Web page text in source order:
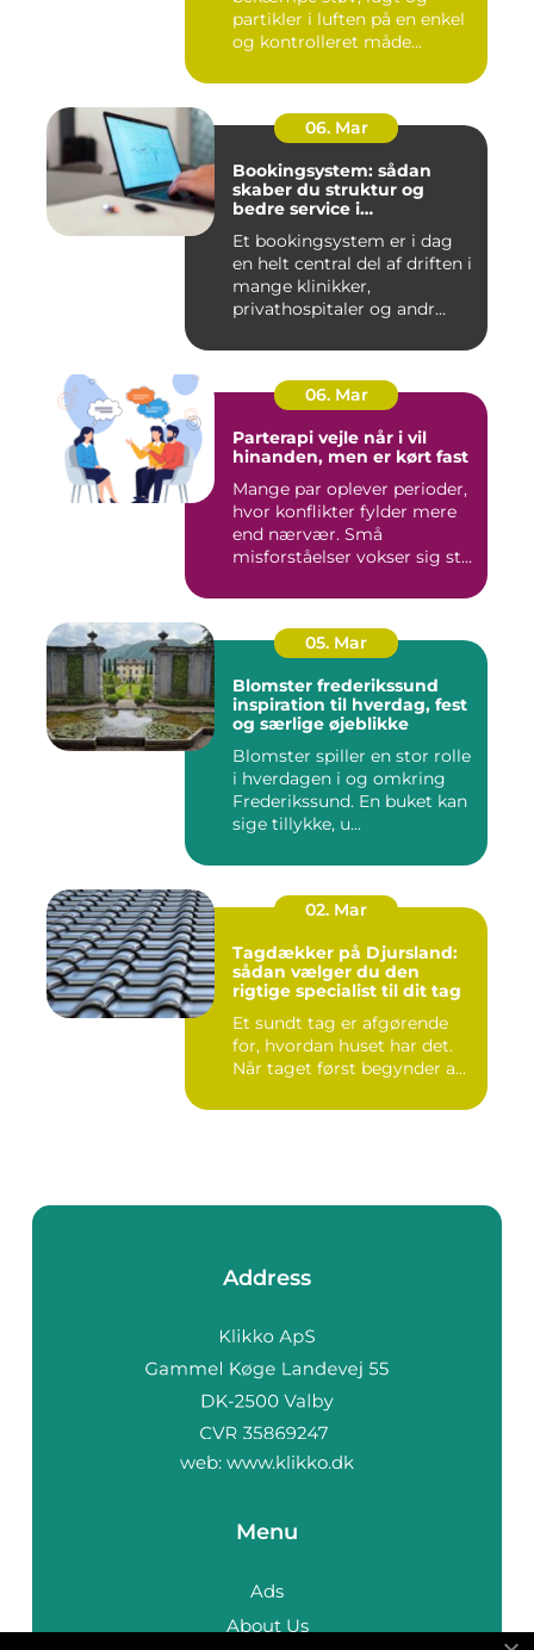
partikler i luften på en enkel
og kontrolleret måde...
06. Mar
Bookingsystem: sådan
skaber du struktur og
bedre service i
Et bookingsystem er i dag
en helt central del af driften i
mange klinikker,
privathospitaler og andr...
06. Mar
Parterapi vejle når i vil
hinanden, men er kørt fast
Mange par oplever perioder,
hvor konflikter fylder mere
end nærvær. Små
misforståelser vokser sig st...
05. Mar
Blomster frederikssund
inspiration til hverdag, fest
og særlige øjeblikke
Blomster spiller en stor rolle
i hverdagen i og omkring
Frederikssund. En buket kan
sige tillykke, u...
02. Mar
Tagdækker på Djursland:
sådan vælger du den
rigtige specialist til dit tag
Et sundt tag er afgørende
for, hvordan huset har det.
Når taget først begynder a...
Address
web: www.klikko.dk
Menu
Ads
About Us